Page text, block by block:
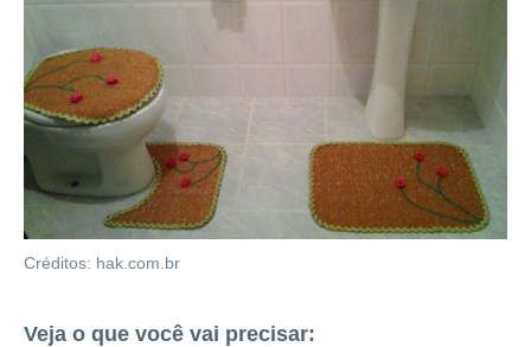
Créditos: hak.com.br
Veja o que você vai precisar: